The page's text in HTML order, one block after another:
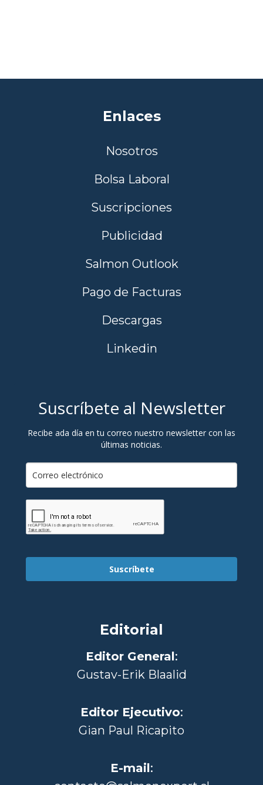
Enlaces
Nosotros
Bolsa Laboral
Suscripciones
Publicidad
Salmon Outlook
Pago de Facturas
Descargas
Linkedin
Suscríbete al Newsletter
Recibe ada día en tu correo nuestro newsletter con las
últimas noticias.
Suscríbete
Editorial
Editor General:
Gustav-Erik Blaalid
Editor Ejecutivo:
Gian Paul Ricapito
E-mail: